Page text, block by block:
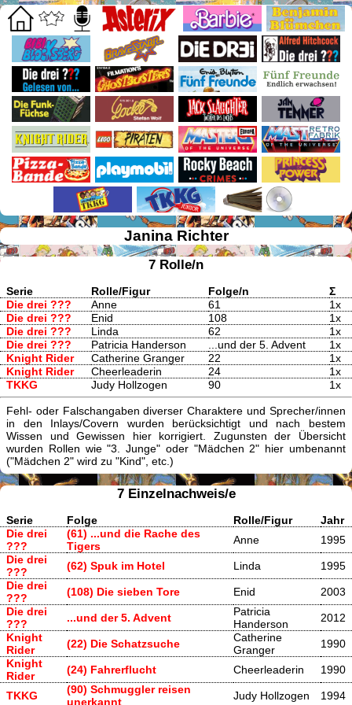
Janina Richter
7 Rolle/n
Serie Rolle/Figur Folge/n
Σ
Die drei ???
Anne 61
1x
Die drei ???
Enid 108
1x
Die drei ???
Linda 62
1x
Die drei ???
Patricia Handerson ...und der 5. Advent
1x
Knight Rider
Catherine Granger 22
1x
Knight Rider
Cheerleaderin 24
1x
TKKG
Judy Hollzogen 90 1x
Fehl- oder Falschangaben diverser Charaktere und Sprecher/innen
in den Inlays/Covern wurden berücksichtigt und nach bestem
Wissen und Gewissen hier korrigiert. Zugunsten der Übersicht
wurden Rollen wie "3. Junge" oder "Mädchen 2" hier umbenannt
("Mädchen 2" wird zu "Kind", etc.)
7 Einzelnachweis/e
Serie Folge Rolle/Figur
Jahr
Die drei
???
(61) ...und die Rache des
Tigers
Anne
1995
Die drei
???
(62) Spuk im Hotel Linda
1995
Die drei
???
(108) Die sieben Tore Enid
2003
Die drei
???
...und der 5. Advent
Patricia
Handerson
2012
Knight
Rider
(22) Die Schatzsuche
Catherine
Granger
1990
Knight
Rider
(24) Fahrerflucht Cheerleaderin 1990
TKKG
(90) Schmuggler reisen
unerkannt
Judy Hollzogen 1994